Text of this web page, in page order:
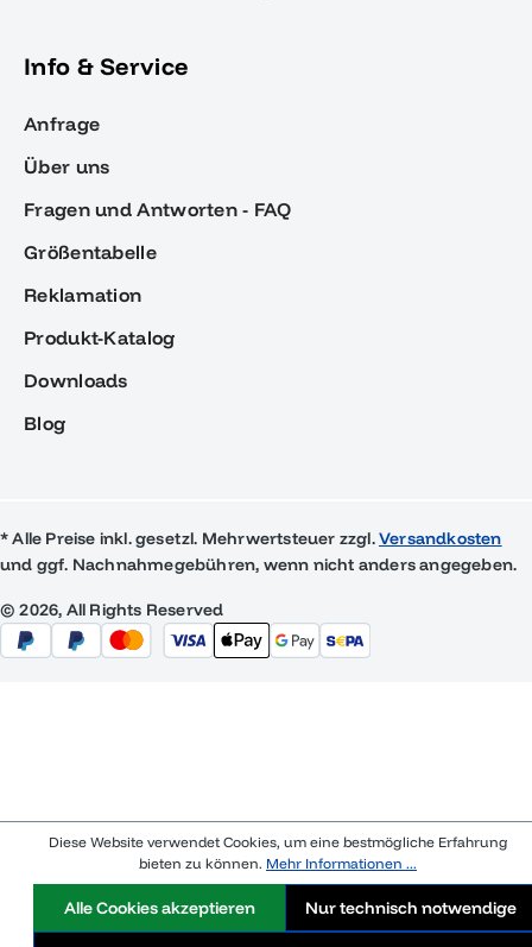
Info & Service
Anfrage
Über uns
Fragen und Antworten - FAQ
Größentabelle
Reklamation
Produkt-Katalog
Downloads
Blog
* Alle Preise inkl. gesetzl. Mehrwertsteuer zzgl.Versandkosten
und ggf. Nachnahmegebühren, wenn nicht anders angegeben.
© 2026, All Rights Reserved
Diese Website verwendet Cookies, um eine bestmögliche Erfahrung
bieten zu können. Mehr Informationen ...
Nur technisch notwendige
Alle Cookies akzeptieren